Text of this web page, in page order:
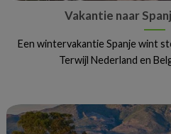
Vakantie naar
Een wintervakantie Spanje wint
Terwijl Nederland en